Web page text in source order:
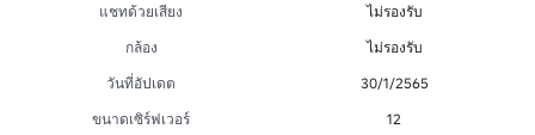
แชทด้วยเสียง
ไม่รองรับ
กล้อง
ไม่รองรับ
วันที่อัปเดต
30/1/2565
ขนาดเซิร์ฟเวอร์
12